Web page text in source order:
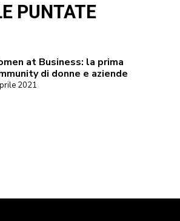
PUNTATE
at Business: la prima
di donne e aziende
2021